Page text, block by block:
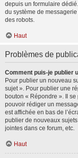
depuis un formulaire
du système de
des robots.
Haut
Problèmes de
Comment puis-je publier
Pour publier un nouveau
sujet ». Pour publier une
bouton « Répondre ». Il
pouvoir rédiger un
est affichée en bas de
publier de nouveaux
jointes dans ce forum, etc.
Haut